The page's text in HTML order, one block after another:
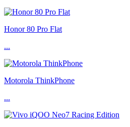
Honor 80 Pro Flat
...
Motorola ThinkPhone
...